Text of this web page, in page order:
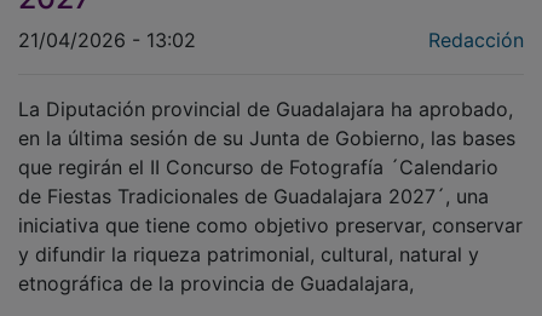
en la última sesión de su Junta de Gobierno, las bases
que regirán el II Concurso de Fotografía ´Calendario
de Fiestas Tradicionales de Guadalajara 2027´, una
iniciativa que tiene como objetivo preservar, conservar
y difundir la riqueza patrimonial, cultural, natural y
etnográfica de la provincia de Guadalajara,